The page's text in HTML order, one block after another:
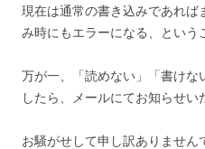
現在は通常の書き込みであれば
み時にもエラーになる、という
万が一、「読めない」「書けな
したら、メールにてお知らせい
お騒がせして申し訳ありません